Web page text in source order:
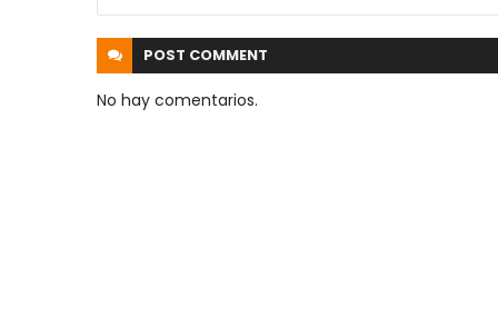
POST COMMENT
No hay comentarios.